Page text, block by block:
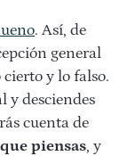
. Así, de
general
cierto y lo falso.
y desciendes
cuenta de
piensas, y